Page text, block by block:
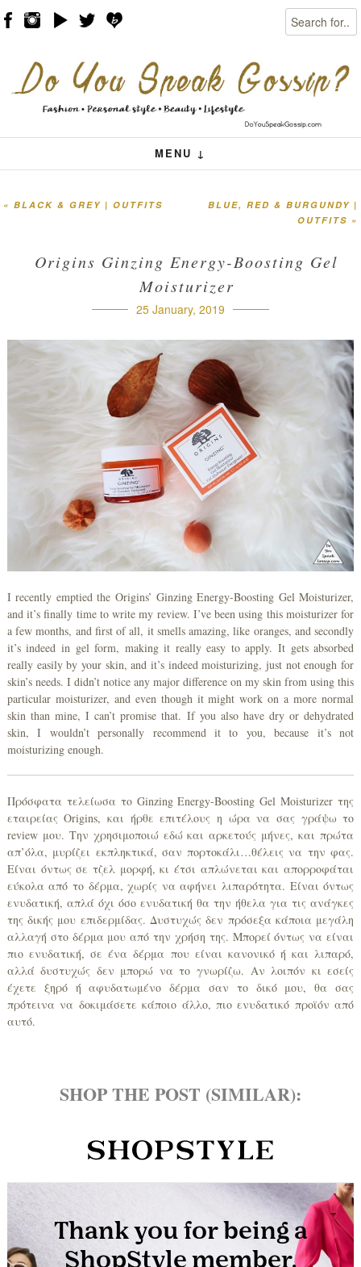
Search
MENU ↓
Menu
Skip to content
BLUE, RED & BURGUNDY |
OUTFITS »
« BLACK & GREY | OUTFITS
Origins Ginzing Energy-Boosting Gel
Moisturizer
25 January, 2019
I recently emptied the Origins’ Ginzing Energy-Boosting Gel Moisturizer,
and it’s finally time to write my review. I’ve been using this moisturizer for
a few months, and first of all, it smells amazing, like oranges, and secondly
it’s indeed in gel form, making it really easy to apply. It gets absorbed
really easily by your skin, and it’s indeed moisturizing, just not enough for
skin’s needs. I didn’t notice any major difference on my skin from using this
particular moisturizer, and even though it might work on a more normal
skin than mine, I can’t promise that. If you also have dry or dehydrated
skin, I wouldn’t personally recommend it to you, because it’s not
moisturizing enough.
Πρόσφατα τελείωσα το Ginzing Energy-Boosting Gel Moisturizer της
εταιρείας Origins, και ήρθε επιτέλους η ώρα να σας γράψω το
review μου. Την χρησιμοποιώ εδώ και αρκετούς μήνες, και πρώτα
απ’όλα, μυρίζει εκπληκτικά, σαν πορτοκάλι…θέλεις να την φας.
Είναι όντως σε τζελ μορφή, κι έτσι απλώνεται και απορροφάται
εύκολα από το δέρμα, χωρίς να αφήνει λιπαρότητα. Είναι όντως
ενυδατική, απλά όχι όσο ενυδατική θα την ήθελα για τις ανάγκες
της δικής μου επιδερμίδας. Δυστυχώς δεν πρόσεξα κάποια μεγάλη
αλλαγή στο δέρμα μου από την χρήση της. Μπορεί όντως να είναι
πιο ενυδατική, σε ένα δέρμα που είναι κανονικό ή και λιπαρό,
αλλά δυστυχώς δεν μπορώ να το γνωρίζω. Αν λοιπόν κι εσείς
έχετε ξηρό ή αφυδατωμένο δέρμα σαν το δικό μου, θα σας
πρότεινα να δοκιμάσετε κάποιο άλλο, πιο ενυδατικό προϊόν από
αυτό.
SHOP THE POST (SIMILAR):